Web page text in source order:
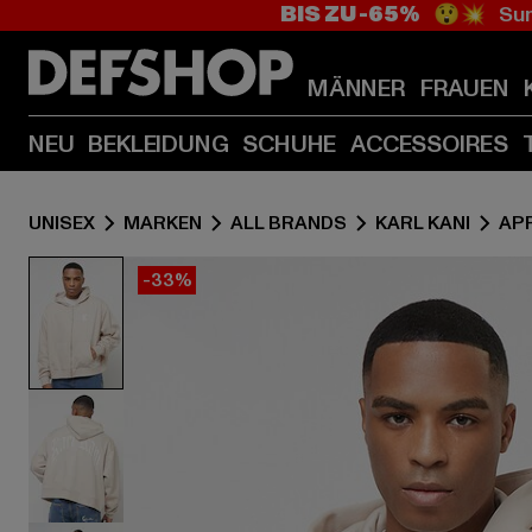
BIS ZU -65% 😲💥
MÄNNER FRAUEN
NEU BEKLEIDUNG SCHUHE ACCESSOIRES
UNISEX MARKEN ALL BRANDS KARL KANI
-33%